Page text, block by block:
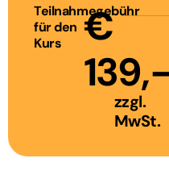
Teilnahmegebühr
für den
Kurs
€
139,-
zzgl.
MwSt.